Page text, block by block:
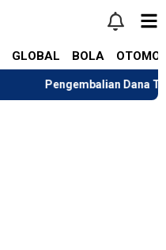
GLOBAL BOLA
Pengembalian Dana Tarif